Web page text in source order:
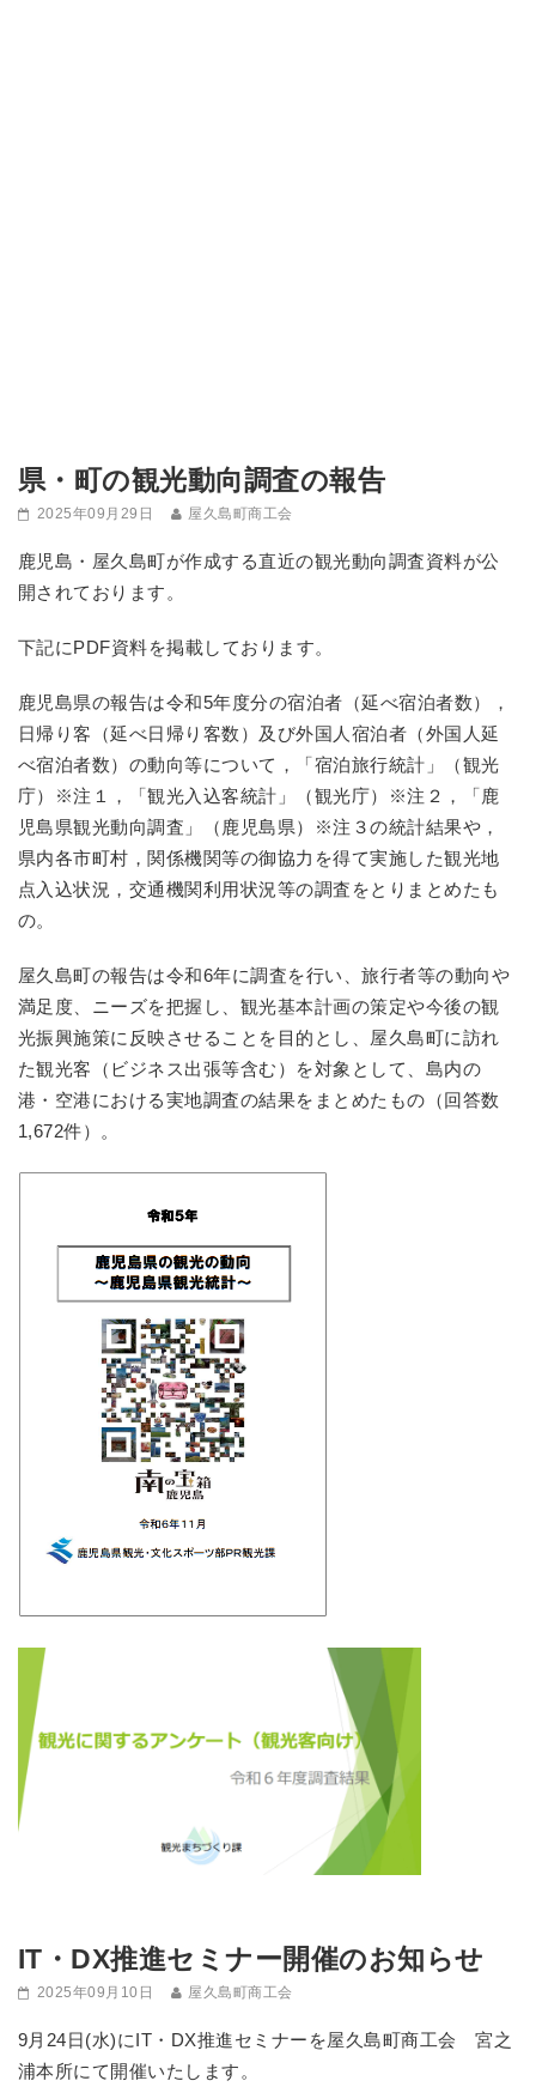
県・町の観光動向調査の報告
2025年09月29日 屋久島町商工会
鹿児島・屋久島町が作成する直近の観光動向調査資料が公
開されております。
下記にPDF資料を掲載しております。
鹿児島県の報告は令和5年度分の宿泊者（延べ宿泊者数），
日帰り客（延べ日帰り客数）及び外国人宿泊者（外国人延
べ宿泊者数）の動向等について，「宿泊旅行統計」（観光
庁）※注１，「観光入込客統計」（観光庁）※注２，「鹿
児島県観光動向調査」（鹿児島県）※注３の統計結果や，
県内各市町村，関係機関等の御協力を得て実施した観光地
点入込状況，交通機関利用状況等の調査をとりまとめたも
の。
屋久島町の報告は令和6年に調査を行い、旅行者等の動向や
満足度、ニーズを把握し、観光基本計画の策定や今後の観
光振興施策に反映させることを目的とし、屋久島町に訪れ
た観光客（ビジネス出張等含む）を対象として、島内の
港・空港における実地調査の結果をまとめたもの（回答数
1,672件）。
IT・DX推進セミナー開催のお知らせ
2025年09月10日 屋久島町商工会
9月24日(水)にIT・DX推進セミナーを屋久島町商工会 宮之
浦本所にて開催いたします。